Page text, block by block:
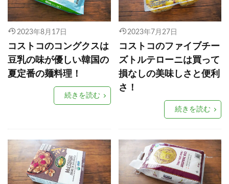
2023年8月17日
コストコのコングクスは
豆乳の味が優しい韓国の
夏定番の麺料理！
続きを読む
2023年7月27日
コストコのファイブチー
ズトルテローニは買って
損なしの美味しさと便利
さ！
続きを読む